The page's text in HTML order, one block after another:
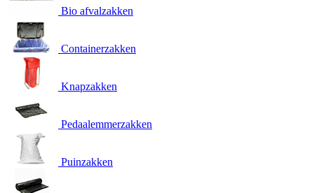
Bio afvalzakken
Containerzakken
Knapzakken
Pedaalemmerzakken
Puinzakken